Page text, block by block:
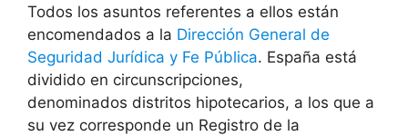
Todos los asuntos referentes a ellos están
encomendados a la Dirección General de
Seguridad Jurídica y Fe Pública. España está
dividido en circunscripciones,
denominados distritos hipotecarios, a los que a
su vez corresponde un Registro de la